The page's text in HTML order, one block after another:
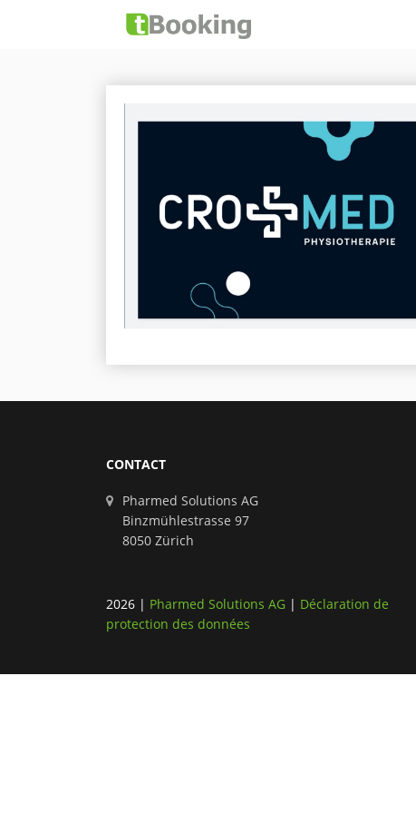
CONTACT
Pharmed Solutions AG
Binzmühlestrasse 97
8050 Zürich
2026 | Pharmed Solutions AG | Déclaration de
protection des données